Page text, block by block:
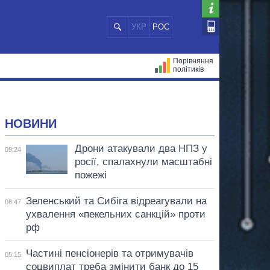
УКР РОС
Порівняння
політиків
НОВИНИ
09:24
Дрони атакували два НПЗ у
росії, спалахнули масштабні
пожежі
08:47
Зеленський та Сибіга відреагували на
ухвалення «пекельних санкцій» проти
рф
05:15
Частині пенсіонерів та отримувачів
соцвиплат треба змінити банк до 15